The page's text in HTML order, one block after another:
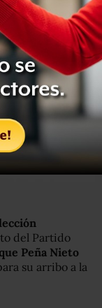
del Partido
Peña Nieto
su arribo a la